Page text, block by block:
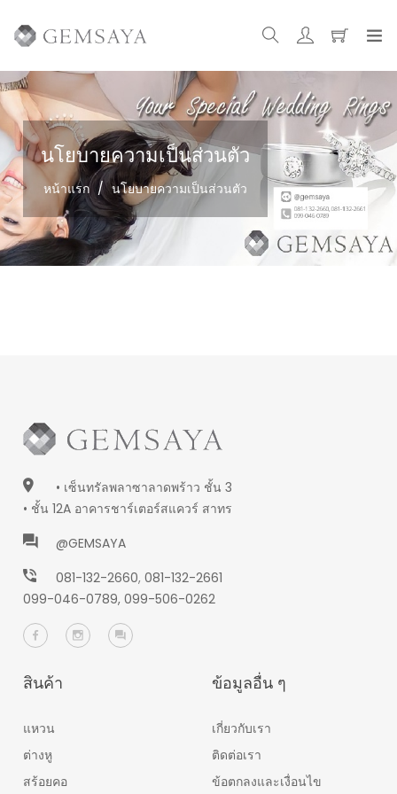
นโยบายความเป็นส่วนตัว
หน้าแรก / นโยบายความเป็นส่วนตัว
• เซ็นทรัลพลาซาลาดพร้าว ชั้น 3
• ชั้น 12A อาคารชาร์เตอร์สแควร์ สาทร
@GEMSAYA
081-132-2660,081-132-2661
099-046-0789,099-506-0262
สินค้า
แหวน
ต่างหู
สร้อยคอ
ข้อมูลอื่น ๆ
เกี่ยวกับเรา
ติดต่อเรา
ข้อตกลงและเงื่อนไข